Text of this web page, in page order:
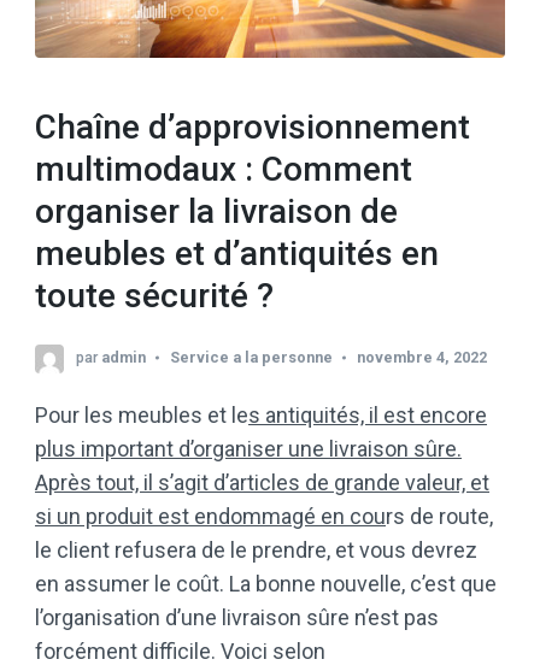
Chaîne d’approvisionnement
multimodaux : Comment
organiser la livraison de
meubles et d’antiquités en
toute sécurité ?
par admin Service a la personne novembre 4, 2022
Pour les meubles et les antiquités, il est encore
plus important d’organiser une livraison sûre.
Après tout, il s’agit d’articles de grande valeur, et
si un produit est endommagé en cours de route,
le client refusera de le prendre, et vous devrez
en assumer le coût. La bonne nouvelle, c’est que
l’organisation d’une livraison sûre n’est pas
forcément difficile. Voici selon